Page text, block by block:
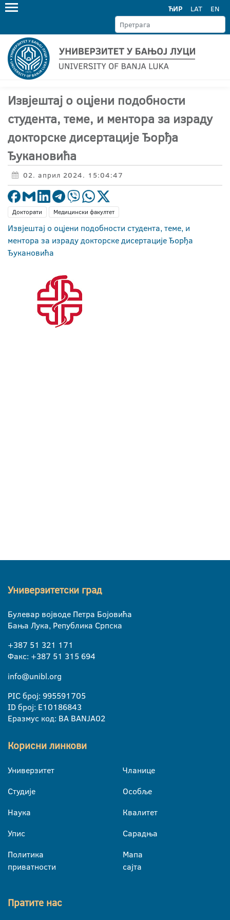
ЋИР LAT EN
Извјештај о оцјени подобности
студента, теме, и ментора за израду
докторске дисертације Ђорђа
Ђукановића
02. април 2024. 15:04:47
Докторати Медицински факултет
Извјештај о оцјени подобности студента, теме, и
ментора за израду докторске дисертације Ђорђа
Ђукановића
Универзитетски град
Булевар војводе Петра Бојовића
Бања Лука, Република Српска
+387 51 321 171
Факс: +387 51 315 694
info@unibl.org
PIC број: 995591705
ID број: E10186843
Еразмус код: BA BANJA02
Корисни линкови
Универзитет
Студије
Наука
Упис
Политика
приватности
Чланице
Особље
Квалитет
Сарадња
Мапа
сајта
Пратите нас